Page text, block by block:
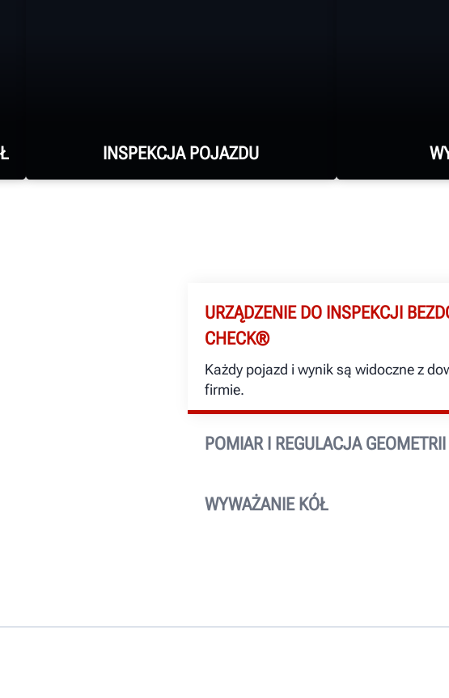
INSPEKCJA POJAZDU
urządzenia do bezdotykowej
inspekcji marki Hunter.
DOWIEDZ SIĘ WIĘCEJ
a także
dzięki
URZĄDZENIE DO INSPEKCJI
CHECK®
Każdy pojazd i wynik są widoczne z
firmie.
POMIAR I REGULACJA
je do klienta lub firmy ubezpieczeniowej.
WYWAŻANIE KÓŁ